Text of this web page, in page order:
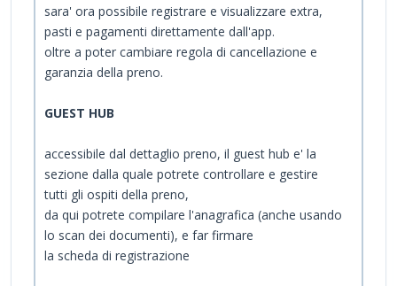
sara' ora possibile registrare e visualizzare extra,
pasti e pagamenti direttamente dall'app.
oltre a poter cambiare regola di cancellazione e
garanzia della preno.
GUEST HUB
accessibile dal dettaglio preno, il guest hub e' la
sezione dalla quale potrete controllare e gestire
tutti gli ospiti della preno,
da qui potrete compilare l'anagrafica (anche usando
lo scan dei documenti), e far firmare
la scheda di registrazione